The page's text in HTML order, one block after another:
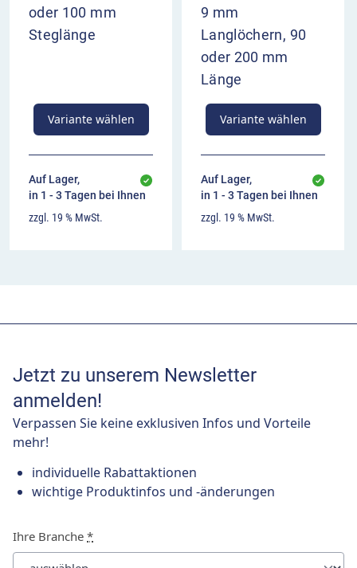
oder 100 mm
Steglänge
Variante wählen
Auf Lager,
in 1 - 3 Tagen bei Ihnen
zzgl. 19 % MwSt.
9 mm
Langlöchern, 90
oder 200 mm
Länge
Variante wählen
Auf Lager,
in 1 - 3 Tagen bei Ihnen
zzgl. 19 % MwSt.
Jetzt zu unserem Newsletter
anmelden!
Verpassen Sie keine exklusiven Infos und Vorteile
mehr!
individuelle Rabattaktionen
wichtige Produktinfos und -änderungen
Ihre Branche *